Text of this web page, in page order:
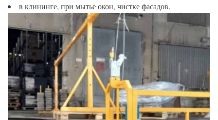
в клининге, при мытье окон, чистке фасадов.